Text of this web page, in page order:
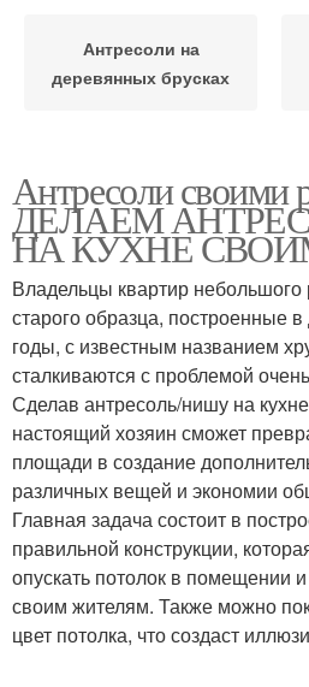
Антресоли на
деревянных брусках
Антресоль в тумбу
Антресоли своими
ДЕЛАЕМ
НА КУХНЕ
Владельцы квартир
старого образца, построенные в
годы, с известным названием
сталкиваются с проблемой
Сделав антресоль/нишу на
настоящий хозяин сможет
площади в создание
различных вещей и экономии
Главная задача состоит в
правильной конструкции,
опускать потолок в помещении
своим жителям. Также можно
цвет потолка, что создаст